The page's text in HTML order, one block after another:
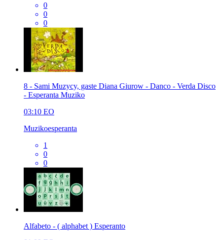
0
0
0
8 - Sami Muzycy, gaste Diana Giurow - Danco - Verda Disco
- Esperanta Muziko
03:10 EO
Muzikoesperanta
1
0
0
Alfabeto - ( alphabet ) Esperanto